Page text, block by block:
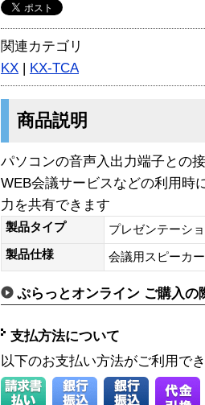
関連カテゴリ
KX | KX-TCA
商品説明
パソコンの音声入出力端子との
WEB会議サービスなどの利用時
力を共有できます
製品タイプ
プレゼンテーシ
製品仕様
会議用スピーカ
ぷらっとオンライン ご購入の
支払方法について
以下のお支払い方法がご利用で